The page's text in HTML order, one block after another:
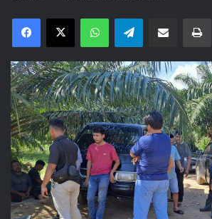
Facebook
X WhatsAppTelegram Share via Email